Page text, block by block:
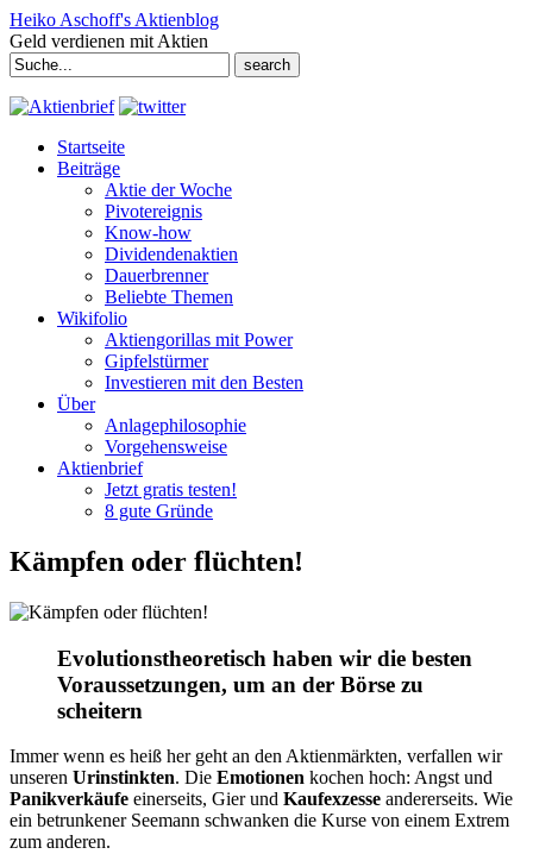
Heiko Aschoff's Aktienblog
Geld verdienen mit Aktien
Search
for:
Startseite
Beiträge
Aktie der Woche
Pivotereignis
Know-how
Dividendenaktien
Dauerbrenner
Beliebte Themen
Wikifolio
Aktiengorillas mit Power
Gipfelstürmer
Investieren mit den Besten
Über
Anlagephilosophie
Vorgehensweise
Aktienbrief
Jetzt gratis testen!
8 gute Gründe
Kämpfen oder flüchten!
Evolutionstheoretisch haben wir die besten
Voraussetzungen, um an der Börse zu
scheitern
Immer wenn es heiß her geht an den Aktienmärkten, verfallen wir
unseren Urinstinkten. Die Emotionen kochen hoch: Angst und
Panikverkäufe einerseits, Gier und Kaufexzesse andererseits. Wie
ein betrunkener Seemann schwanken die Kurse von einem Extrem
zum anderen.